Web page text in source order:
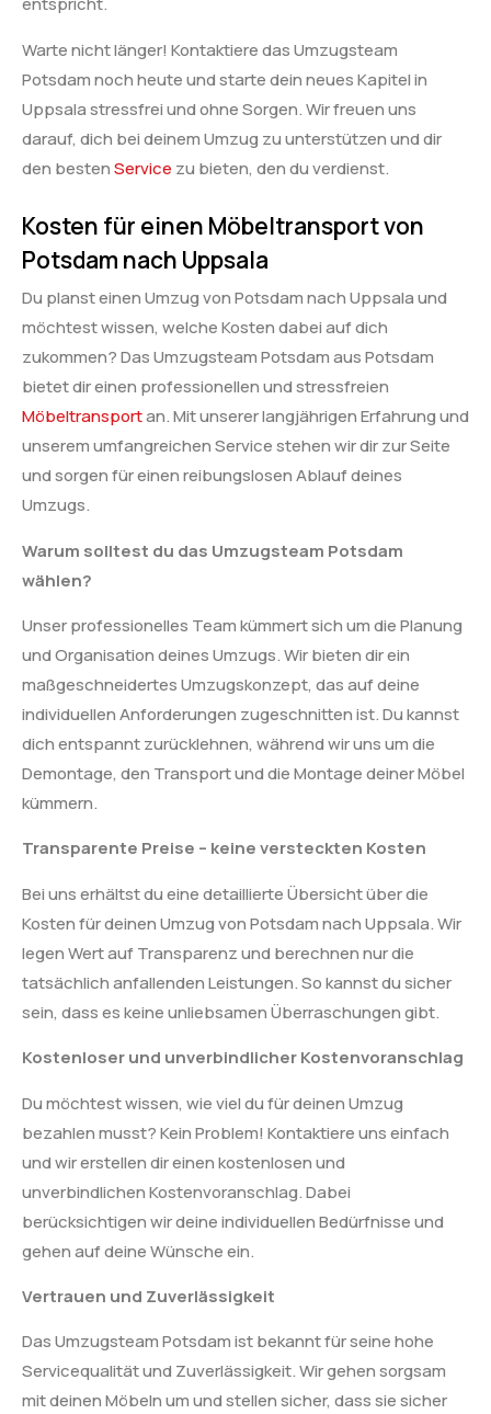
Warte nicht länger! Kontaktiere das Umzugsteam
Potsdam noch heute und starte dein neues Kapitel in
Uppsala stressfrei und ohne Sorgen. Wir freuen uns
darauf, dich bei deinem Umzug zu unterstützen und dir
den bestenService zu bieten, den du verdienst.
Kosten für einen Möbeltransport von
Potsdam nach Uppsala
Du planst einen Umzug von Potsdam nach Uppsala und
möchtest wissen, welche Kosten dabei auf dich
zukommen? Das Umzugsteam Potsdam aus Potsdam
bietet dir einen professionellen und stressfreien
Möbeltransportan. Mit unserer langjährigen Erfahrung und
unserem umfangreichen Service stehen wir dir zur Seite
und sorgen für einen reibungslosen Ablauf deines
Umzugs.
Warum solltest du das Umzugsteam Potsdam
wählen?
Unser professionelles Team kümmert sich um die Planung
und Organisation deines Umzugs. Wir bieten dir ein
maßgeschneidertes Umzugskonzept, das auf deine
individuellen Anforderungen zugeschnitten ist. Du kannst
dich entspannt zurücklehnen, während wir uns um die
Demontage, den Transport und die Montage deiner Möbel
kümmern.
Transparente Preise – keine versteckten Kosten
Bei uns erhältst du eine detaillierte Übersicht über die
Kosten für deinen Umzug von Potsdam nach Uppsala. Wir
legen Wert auf Transparenz und berechnen nur die
tatsächlich anfallenden Leistungen. So kannst du sicher
sein, dass es keine unliebsamen Überraschungen gibt.
Kostenloser und unverbindlicher Kostenvoranschlag
Du möchtest wissen, wie viel du für deinen Umzug
bezahlen musst? Kein Problem! Kontaktiere uns einfach
und wir erstellen dir einen kostenlosen und
unverbindlichen Kostenvoranschlag. Dabei
berücksichtigen wir deine individuellen Bedürfnisse und
gehen auf deine Wünsche ein.
Vertrauen und Zuverlässigkeit
Das Umzugsteam Potsdam ist bekannt für seine hohe
Servicequalität und Zuverlässigkeit. Wir gehen sorgsam
mit deinen Möbeln um und stellen sicher, dass sie sicher